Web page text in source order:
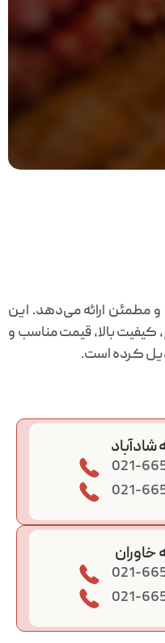
مطمئن ارائه می‌دهد. این
بالا، قیمت مناسب و
کرده است.
021-
021-
خاوران
021-
021-